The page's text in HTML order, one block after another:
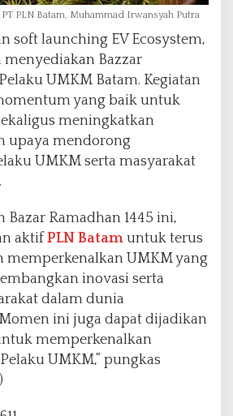
PLN Batam, Muhammad Irwansyah Putra
soft launching EV Ecosystem,
menyediakan Bazzar
UMKM Batam. Kegiatan
yang baik untuk
meningkatkan
upaya mendorong
UMKM serta masyarakat
Bazar Ramadhan 1445 ini,
aktifPLN Batam untuk terus
memperkenalkan UMKM yang
inovasi serta
dalam dunia
ini juga dapat dijadikan
memperkenalkan
UMKM,” pungkas